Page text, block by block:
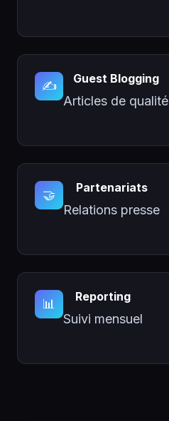
✍️ Guest Blogging
Articles de qualité
🤝 Partenariats
Relations presse
📊 Reporting
Suivi mensuel